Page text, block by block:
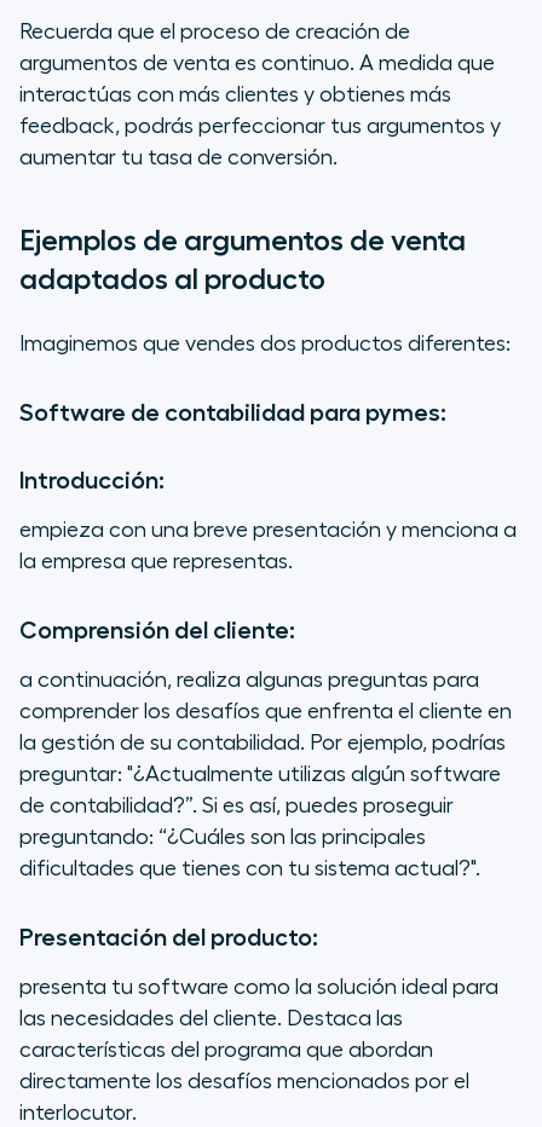
Recuerda que el proceso de creación de
argumentos de venta es continuo. A medida que
interactúas con más clientes y obtienes más
feedback, podrás perfeccionar tus argumentos y
aumentar tu tasa de conversión.
Ejemplos de argumentos de venta
adaptados al producto
Imaginemos que vendes dos productos diferentes:
Software de contabilidad para pymes:
Introducción:
empieza con una breve presentación y menciona a
la empresa que representas.
Comprensión del cliente:
a continuación, realiza algunas preguntas para
comprender los desafíos que enfrenta el cliente en
la gestión de su contabilidad. Por ejemplo, podrías
preguntar: "¿Actualmente utilizas algún software
de contabilidad?”. Si es así, puedes proseguir
preguntando: “¿Cuáles son las principales
dificultades que tienes con tu sistema actual?".
Presentación del producto:
presenta tu software como la solución ideal para
las necesidades del cliente. Destaca las
características del programa que abordan
directamente los desafíos mencionados por el
interlocutor.